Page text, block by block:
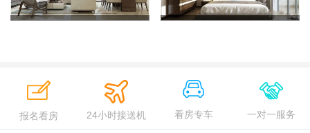
报名看房 24小时接送机 看房专车 一对一服务